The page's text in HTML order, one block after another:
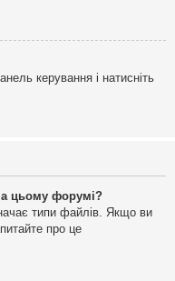
керування і натисніть
цьому форумі?
типи файлів. Якщо ви
про це